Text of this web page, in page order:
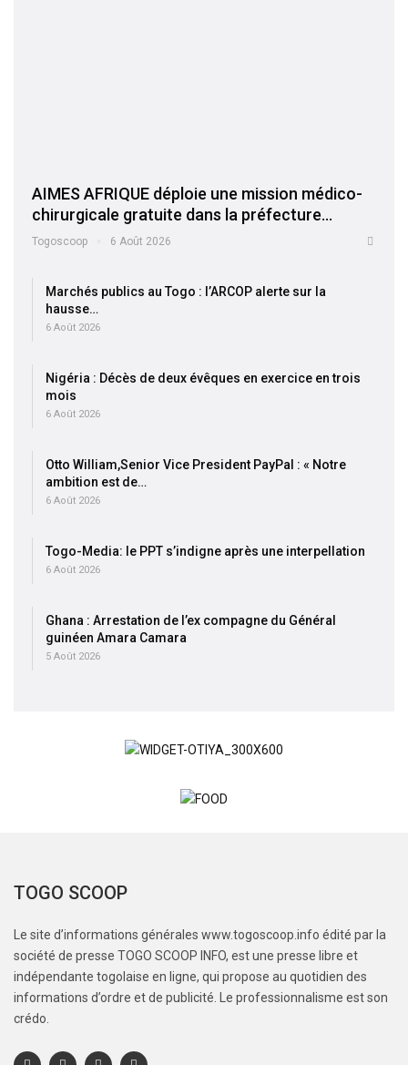
AIMES AFRIQUE déploie une mission médico-
chirurgicale gratuite dans la préfecture…
Togoscoop 6 Août 2026
Marchés publics au Togo : l’ARCOP alerte sur la
hausse…
6 Août 2026
Nigéria : Décès de deux évêques en exercice en trois
mois
6 Août 2026
Otto William,Senior Vice President PayPal : « Notre
ambition est de…
6 Août 2026
Togo-Media: le PPT s’indigne après une interpellation
6 Août 2026
Ghana : Arrestation de l’ex compagne du Général
guinéen Amara Camara
5 Août 2026
TOGO SCOOP
Le site d’informations générales www.togoscoop.info édité par la
société de presse TOGO SCOOP INFO, est une presse libre et
indépendante togolaise en ligne, qui propose au quotidien des
informations d’ordre et de publicité. Le professionnalisme est son
crédo.